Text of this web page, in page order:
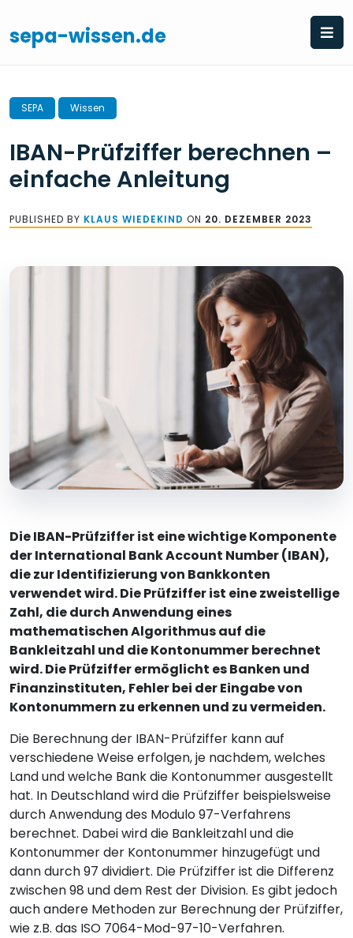
to
content
sepa-wissen.de
SEPA Wissen
IBAN-Prüfziffer berechnen –
einfache Anleitung
PUBLISHED BY KLAUS WIEDEKIND ON 20. DEZEMBER 2023
Die IBAN-Prüfziffer ist eine wichtige Komponente
der International Bank Account Number (IBAN),
die zur Identifizierung von Bankkonten
verwendet wird. Die Prüfziffer ist eine zweistellige
Zahl, die durch Anwendung eines
mathematischen Algorithmus auf die
Bankleitzahl und die Kontonummer berechnet
wird. Die Prüfziffer ermöglicht es Banken und
Finanzinstituten, Fehler bei der Eingabe von
Kontonummern zu erkennen und zu vermeiden.
Die Berechnung der IBAN-Prüfziffer kann auf
verschiedene Weise erfolgen, je nachdem, welches
Land und welche Bank die Kontonummer ausgestellt
hat. In Deutschland wird die Prüfziffer beispielsweise
durch Anwendung des Modulo 97-Verfahrens
berechnet. Dabei wird die Bankleitzahl und die
Kontonummer der Kontonummer hinzugefügt und
dann durch 97 dividiert. Die Prüfziffer ist die Differenz
zwischen 98 und dem Rest der Division. Es gibt jedoch
auch andere Methoden zur Berechnung der Prüfziffer,
wie z.B. das ISO 7064-Mod-97-10-Verfahren.